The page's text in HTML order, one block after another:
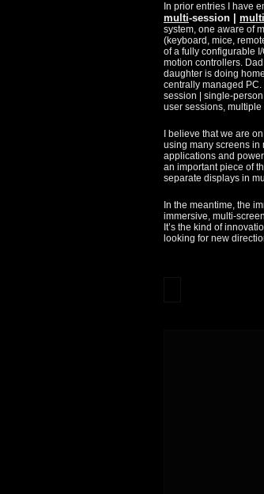
In prior entries I have
multi-session | multi
system, one aware of
(keyboard, mice,
of a fully configurable
motion controllers.
daughter is doing
centrally managed
session | single-
user sessions,
I believe that we are
using many screens in
applications and
an important piece of
separate displays in
In the meantime, the
immersive, multi-
It’s the kind of
looking for new